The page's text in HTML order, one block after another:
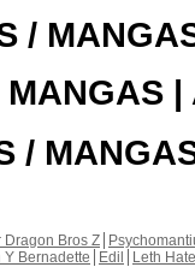
/
|
/
Dragon Bros Z
Y Bernadette Edil
Leth Hate